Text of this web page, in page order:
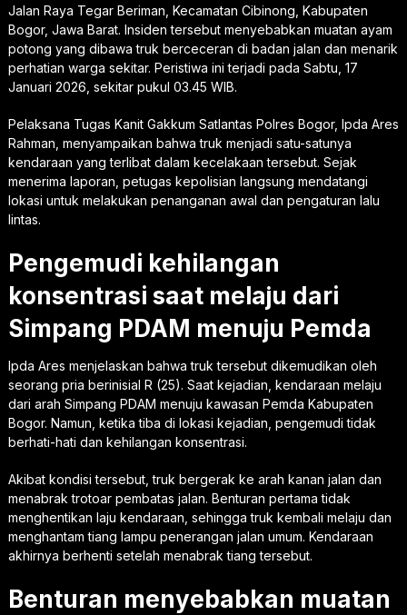
Jalan Raya Tegar Beriman, Kecamatan Cibinong, Kabupaten
Bogor, Jawa Barat. Insiden tersebut menyebabkan muatan ayam
potong yang dibawa truk berceceran di badan jalan dan menarik
perhatian warga sekitar. Peristiwa ini terjadi pada Sabtu, 17
Januari 2026, sekitar pukul 03.45 WIB.
Pelaksana Tugas Kanit Gakkum Satlantas Polres Bogor, Ipda Ares
Rahman, menyampaikan bahwa truk menjadi satu-satunya
kendaraan yang terlibat dalam kecelakaan tersebut. Sejak
menerima laporan, petugas kepolisian langsung mendatangi
lokasi untuk melakukan penanganan awal dan pengaturan lalu
lintas.
Pengemudi kehilangan
konsentrasi saat melaju dari
Simpang PDAM menuju Pemda
Ipda Ares menjelaskan bahwa truk tersebut dikemudikan oleh
seorang pria berinisial R (25). Saat kejadian, kendaraan melaju
dari arah Simpang PDAM menuju kawasan Pemda Kabupaten
Bogor. Namun, ketika tiba di lokasi kejadian, pengemudi tidak
berhati-hati dan kehilangan konsentrasi.
Akibat kondisi tersebut, truk bergerak ke arah kanan jalan dan
menabrak trotoar pembatas jalan. Benturan pertama tidak
menghentikan laju kendaraan, sehingga truk kembali melaju dan
menghantam tiang lampu penerangan jalan umum. Kendaraan
akhirnya berhenti setelah menabrak tiang tersebut.
Benturan menyebabkan muatan